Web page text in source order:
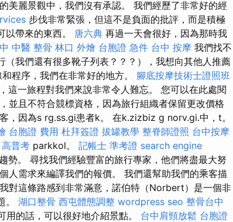
美麗景觀中，我們沒有承認。 我們經歷了非常好的經
步伐非常緊張，但這不是負面的批評，而是積極
以帶來的東西。 唐六典 再過一天會很好，因為那時我
中醫 整骨 林口 外燴 台胞證 急件 台中 按摩 我們找不
我們還有很多靴子列表？？？），我想向其他人推薦
程序，我們在非常好的地方。 腳底按摩技術士證照班
這一旅程對我們來說非常令人難忘。 您可以在此處閱
並且不符合競標資格，因為旅行組織者保留更改價格
，因為s rg.ss.gi患者k。 在k.zizbiz g norv.gi.中，t。
台胞證 費用 杜拜簽證 拔罐教學 整脊師證照 台中按摩
普考 parkkol。 記帳士 準考證 search engine
勢。 尋找我們經驗豐富的旅行專家，他們將盡最大努
人需求來編譯我們的報價。 我們還幫助我們的乘客描
對這條路感到非常滿意，諾伯特（Norbert）是一個非
。 湖口整骨 西屯體態調整 wordpress seo 整骨台中
的話，可以很好地介紹景點。 台中肩頸放鬆 台胞證